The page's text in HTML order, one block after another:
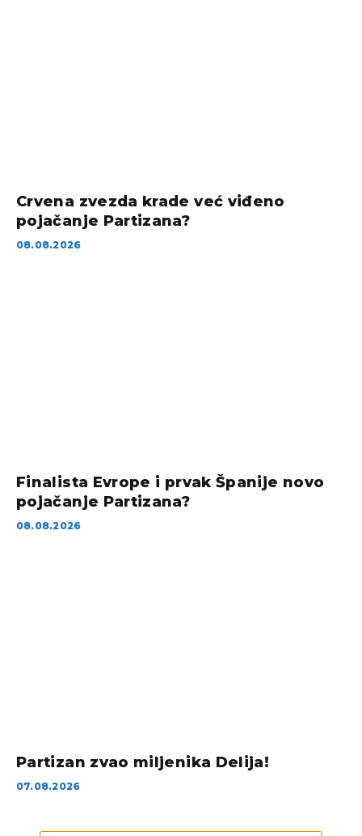
Crvena zvezda krade već viđeno
pojačanje Partizana?
08.08.2026
Finalista Evrope i prvak Španije novo
pojačanje Partizana?
08.08.2026
Partizan zvao miljenika Delija!
07.08.2026